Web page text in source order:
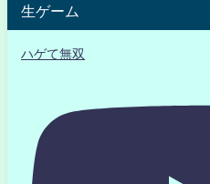
生ゲーム
ハゲて無双